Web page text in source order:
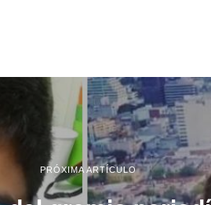
PRÓXIMA ARTÍCULO